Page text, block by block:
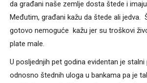
da građani naše zemlje dosta štede i
Međutim, građani kažu da štede ali jedva.
gotovo nemoguće kažu jer su troškovi
plate male.
U posljednjih pet godina evidentan je
odnosno štednih uloga u bankama pa je